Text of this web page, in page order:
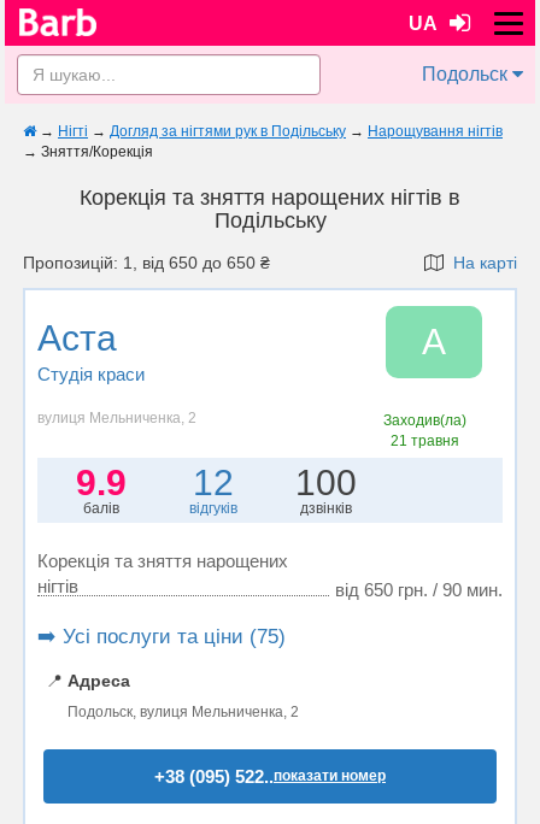
UA
Подольск
→ Нігті → Догляд за нігтями рук в Подільську → Нарощування нігтів
→ Зняття/Корекція
Корекція та зняття нарощених нігтів в
Подільську
Пропозицій: 1, від 650 до 650 ₴ На карті
Аста
Студія краси
А
вулиця Мельниченка, 2
Заходив(ла)
21 травня
9.9
балів
12
відгуків
100
дзвінків
Корекція та зняття нарощених
нігтів
від 650 грн. / 90 мин.
➡️ Усі послуги та ціни (75)
📍 Адреса
Подольск, вулиця Мельниченка, 2
+38 (095) 522..показати номер